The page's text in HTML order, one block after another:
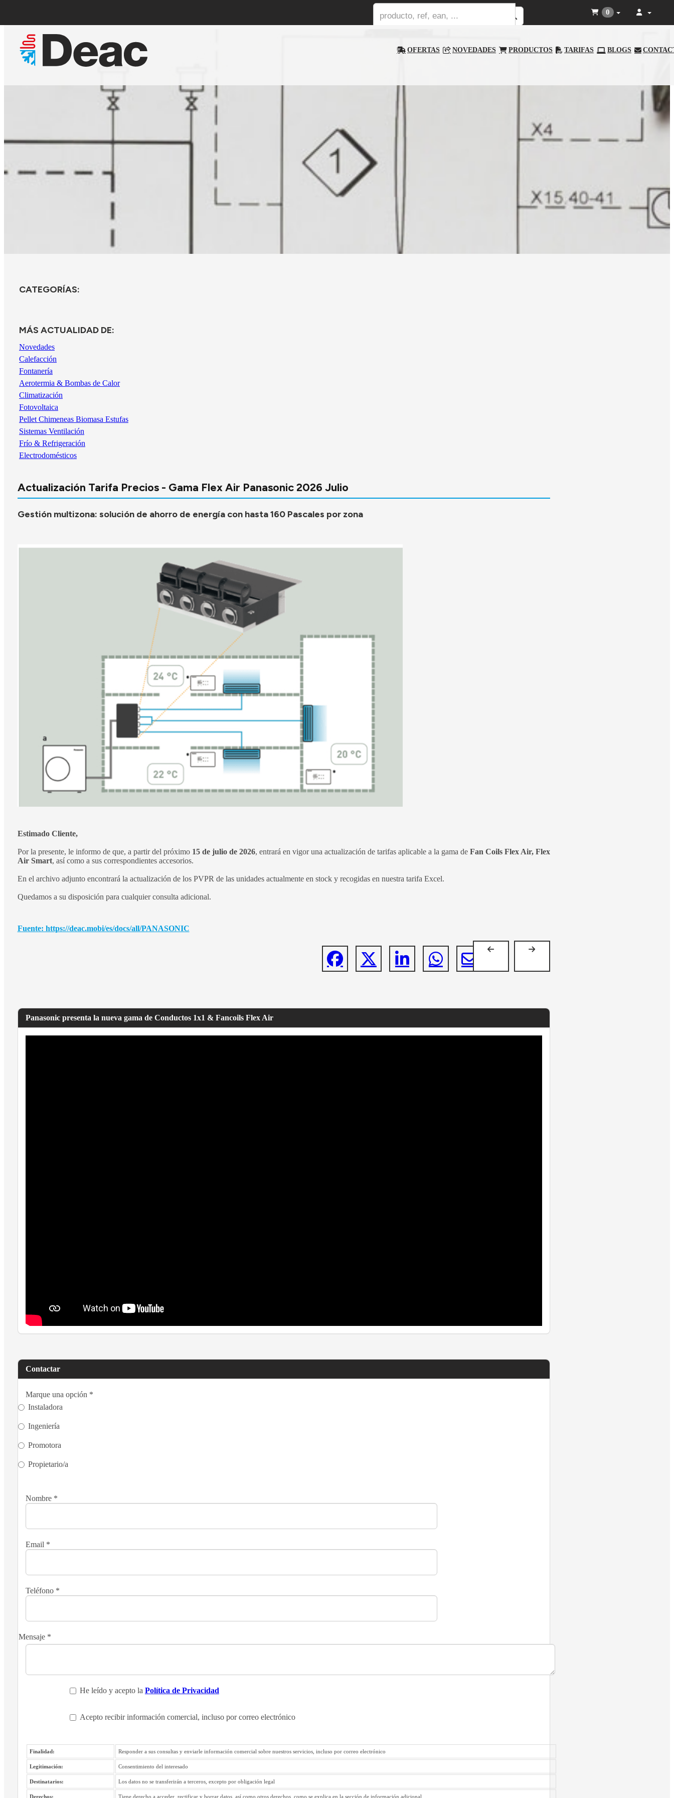
OFERTAS NOVEDADES PRODUCTOS TARIFAS BLOGS
0
CATEGORÍAS:
MÁS ACTUALIDAD DE:
Novedades
Calefacción
Fontanería
Aerotermia & Bombas de Calor
Climatización
Fotovoltaica
Pellet Chimeneas Biomasa Estufas
Sistemas Ventilación
Frío & Refrigeración
Electrodomésticos
Actualización Tarifa Precios - Gama Flex Air Panasonic 2026 Julio
Gestión multizona: solución de ahorro de energía con hasta 160 Pascales por zona
Estimado Cliente,
Por la presente, le informo de que, a partir del próximo 15 de julio de 2026, entrará en vigor una actualización de tarifas aplicable a la gama deFan Coils Flex Air, Flex
Air Smart, así como a sus correspondientes accesorios.
En el archivo adjunto encontrará la actualización de los PVPR de las unidades actualmente en stock y recogidas en nuestra tarifa Excel.
Quedamos a su disposición para cualquier consulta adicional.
Fuente: https://deac.mobi/es/docs/all/PANASONIC
Panasonic presenta la nueva gama de Conductos 1x1 & Fancoils Flex Air
Contactar
Marque una opción *
Instaladora
Ingeniería
Promotora
Propietario/a
Nombre *
Email *
Teléfono *
Mensaje *
He leído y acepto la Política de Privacidad
Acepto recibir información comercial, incluso por correo electrónico
Finalidad: Responder a sus consultas y enviarle información comercial sobre nuestros servicios, incluso por correo electrónico
Legitimación: Consentimiento del interesado
Destinatarios: Los datos no se transferirán a terceros, excepto por obligación legal
Derechos: Tiene derecho a acceder, rectificar y borrar datos, así como otros derechos, como se explica en la sección de información adicional